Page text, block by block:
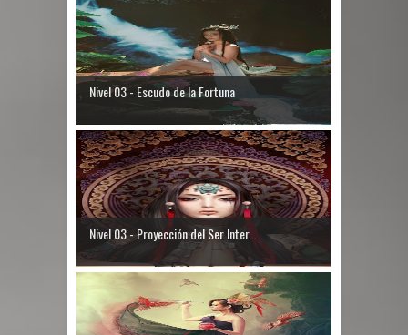
Nivel 03 - Escudo de la Fortuna
Nivel 03 - Proyección del Ser Inter...